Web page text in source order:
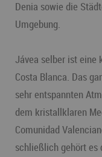
Denia sowie die
Umgebung.
Jávea selber ist eine
Costa Blanca. Das
sehr entspannten
dem kristallklaren
Comunidad
schließlich gehört es